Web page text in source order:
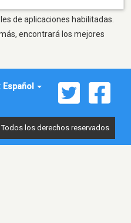
de aplicaciones habilitadas.
encontrará los mejores
Español
los derechos reservados